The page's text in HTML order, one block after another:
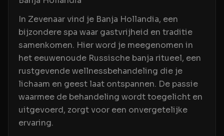
In Zevenaar vind je Banja Hollandia, een
bijzondere spa waar gastvrijheid en traditie
samenkomen. Hier word je meegenomen in
het eeuwenoude Russische banja ritueel, een
rustgevende wellnessbehandeling die je
lichaam en geest laat ontspannen. De passie
waarmee de behandeling wordt toegelicht en
uitgevoerd, zorgt voor een onvergetelijke
ervaring.